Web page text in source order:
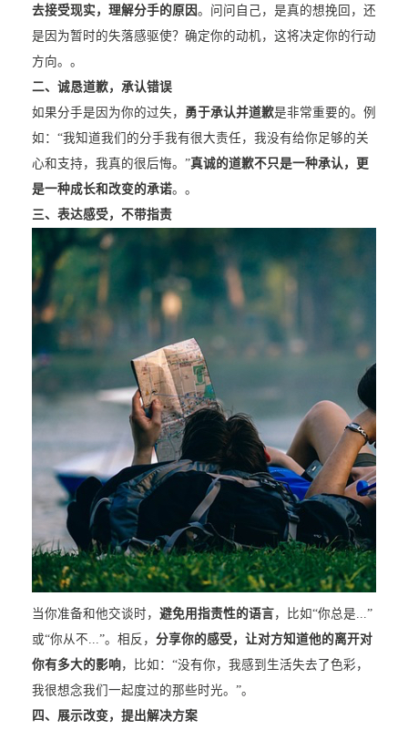
去接受现实，理解分手的原因。问问自己，是真的想挽回，还
是因为暂时的失落感驱使？确定你的动机，这将决定你的行动
方向。。
二、诚恳道歉，承认错误
如果分手是因为你的过失， 勇于承认并道歉是非常重要的。例
如：“我知道我们的分手我有很大责任，我没有给你足够的关
心和支持，我真的很后悔。”真诚的道歉不只是一种承认，更
是一种成长和改变的承诺。。
三、表达感受，不带指责
当你准备和他交谈时， 避免用指责性的语言，比如“你总是...”
或“你从不...”。相反， 分享你的感受，让对方知道他的离开对
你有多大的影响 ，比如：“没有你，我感到生活失去了色彩，
我很想念我们一起度过的那些时光。”。
四、展示改变，提出解决方案